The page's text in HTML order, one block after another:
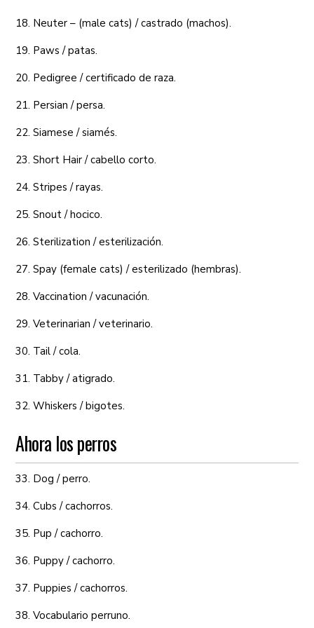
18. Neuter – (male cats) / castrado (machos).
19. Paws / patas.
20. Pedigree / certificado de raza.
21. Persian / persa.
22. Siamese / siamés.
23. Short Hair / cabello corto.
24. Stripes / rayas.
25. Snout / hocico.
26. Sterilization / esterilización.
27. Spay (female cats) / esterilizado (hembras).
28. Vaccination / vacunación.
29. Veterinarian / veterinario.
30. Tail / cola.
31. Tabby / atigrado.
32. Whiskers / bigotes.
Ahora los perros
33. Dog / perro.
34. Cubs / cachorros.
35. Pup / cachorro.
36. Puppy / cachorro.
37. Puppies / cachorros.
38. Vocabulario perruno.